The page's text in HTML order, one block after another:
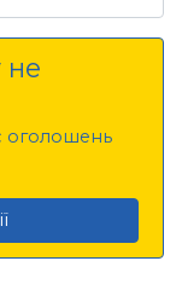
не
оголошень